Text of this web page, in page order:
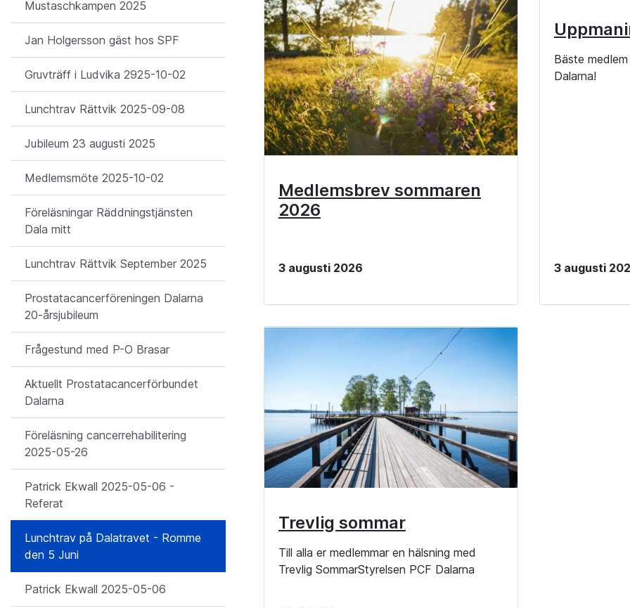
Mustaschkampen 2025
Jan Holgersson gäst hos SPF
Gruvträff i Ludvika 2925-10-02
Lunchtrav Rättvik 2025-09-08
Jubileum 23 augusti 2025
Medlemsmöte 2025-10-02
Föreläsningar Räddningstjänsten
Dala mitt
Lunchtrav Rättvik September 2025
Prostatacancerföreningen Dalarna
20-årsjubileum
Frågestund med P-O Brasar
Aktuellt Prostatacancerförbundet
Dalarna
Föreläsning cancerrehabilitering
2025-05-26
Patrick Ekwall 2025-05-06 -
Referat
Lunchtrav på Dalatravet - Romme
den 5 Juni
Patrick Ekwall 2025-05-06
Medlemsbrev sommaren
2026
3 augusti 2026
Bäste
Dalarna!
3 augusti
Trevlig sommar
Till alla er medlemmar en hälsning med
Trevlig SommarStyrelsen PCF Dalarna